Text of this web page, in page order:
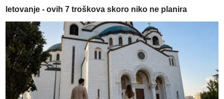
letovanje - ovih 7 troškova skoro niko ne planira